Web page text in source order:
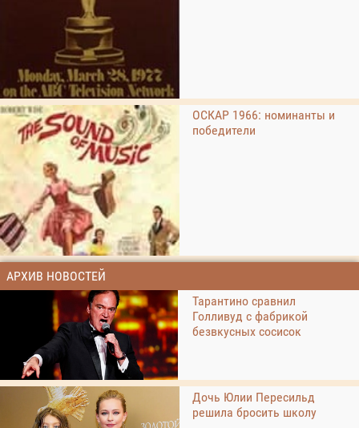
ОСКАР 1966: номинанты и
победители
АРХИВ НОВОСТЕЙ
Тарантино сравнил
Голливуд с фабрикой
безвкусных сосисок
Дочь Юлии Пересильд
решила бросить школу